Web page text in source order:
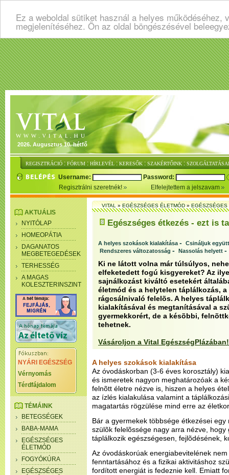
Ez a weboldal sütiket használ a helyes
megjelenítéséhez. Ön az oldal böngészésével
2026. Augusztus 10. hétfő
REGISZTRÁCIÓ : FÓRUM : HÍRLEVÉL : KERESŐK : SZAKÉRTŐINK :
Username:
Password:
Regisztrálni szeretnék!
Elfelejtettem a jelszavam
AKTUÁLIS
NYITÓLAP
HOMEOPÁTIA
DAGANATOS
MEGBETEGEDÉSEK
TERHESSÉG
A MAGAS
KOLESZTERINSZINT
NYÁRI EGÉSZSÉG
Vérnyomás
Térdfájdalom
TÉMÁINK
BETEGSÉGEK
BABA-MAMA
EGÉSZSÉGES
ÉLETMÓD
FOGYÓKÚRA
EGÉSZSÉGES
VITAL»EGÉSZSÉGES ÉLETMÓD»
Egészséges étkezés - ezt is
A helyes szokások kialakítása - Csináljuk
Rendszeres változatosság - Nassolás helyett -
Ki ne látott volna már túlsúlyos,
elfeketedett fogú kisgyereket? Az
sajnálkozást kiváltó esetekért
életmód és a helytelen táplálkozás,
rágcsálnivaló felelõs. A helyes
kialakításával és megtanításával a
gyermekkorért, de a késõbbi,
tehetnek.
Vásároljon a Vital
A helyes szokások kialakítása
Az óvodáskorban (3-6 éves korosztály)
és ismeretek nagyon meghatározóak a
felnõtt életre nézve is, hiszen a helyes
az ízlés kialakulása valamint a
magatartás rögzülése mind erre az
Bár a gyermekek többsége étkezései
szülõk felelõssége nagy arra nézve, hogy
táplálkozik egészségesen, fejlõdésének,
Az óvodáskorúak energiabevitelének
fenntartásához és a fizikai aktivitáshoz
fordított energiát is fedeznie kell. Emiatt